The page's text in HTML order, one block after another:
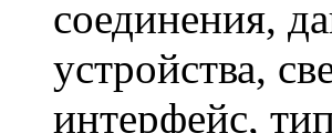
соединения,
устройства,
интерфейс,